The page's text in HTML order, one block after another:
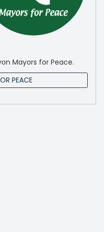
Mayors for Peace.
PEACE